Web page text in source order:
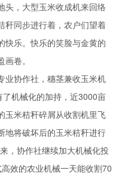
头，大型玉米收成机来回络
秆同步进行着，农户们望着
快乐。快乐的笑脸与金黄的
卷。
协作社，穗茎兼收玉米机
了机械化的加持，近3000亩
玉米秸秆碎屑从收割机里飞
地将破坏后的玉米秸秆进行
，协作社继续加大机械化投
效的农业机械一天能收割70